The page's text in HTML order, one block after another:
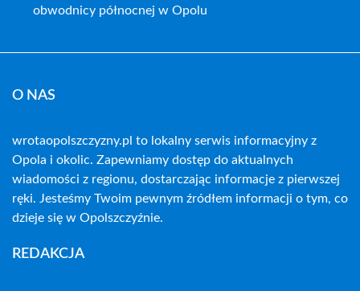
obwodnicy północnej w Opolu
O NAS
wrotaopolszczyzny.pl to lokalny serwis informacyjny z
Opola i okolic. Zapewniamy dostęp do aktualnych
wiadomości z regionu, dostarczając informacje z pierwszej
ręki. Jesteśmy Twoim pewnym źródłem informacji o tym, co
dzieje się w Opolszczyźnie.
REDAKCJA